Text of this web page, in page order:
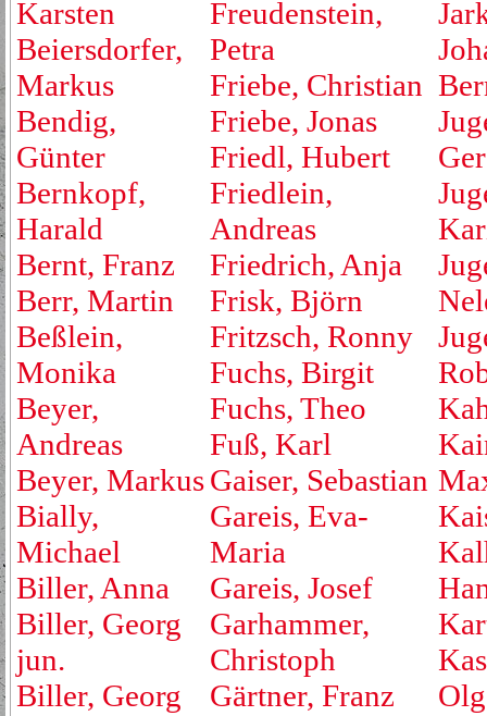
Karsten
Beiersdorfer,
Markus
Bendig,
Günter
Bernkopf,
Harald
Bernt, Franz
Berr, Martin
Beßlein,
Monika
Beyer,
Andreas
Beyer, Markus
Bially,
Michael
Biller, Anna
Biller, Georg
jun.
Biller, Georg
Freudenstein,
Petra
Friebe, Christian
Friebe, Jonas
Friedl, Hubert
Friedlein,
Andreas
Friedrich, Anja
Frisk, Björn
Fritzsch, Ronny
Fuchs, Birgit
Fuchs, Theo
Fuß, Karl
Gaiser, Sebastian
Gareis, Eva-
Maria
Gareis, Josef
Garhammer,
Christoph
Gärtner, Franz